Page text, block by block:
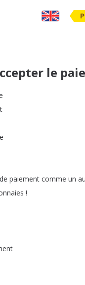
le
de paiement comme un
!